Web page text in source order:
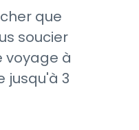
que
soucier
voyage à
jusqu'à 3